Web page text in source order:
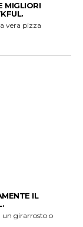
MIGLIORI
vera pizza
IL
un girarrosto o